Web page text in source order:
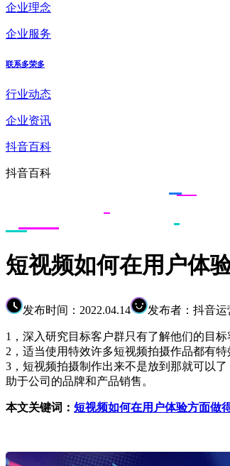
企业理念
企业服务
联系多荣多
行业动态
企业资讯
抖音百科
抖音百科
短视频如何在用户体
发布时间：2022.04.14 发布者：抖音运
1，深入研究目标客户群只有了解他们的目
2，适当使用特效许多短视频拍摄作品都有
3，短视频拍摄制作出来不是放到那就可以
助于公司的品牌和产品销售。
本文关键词： 短视频如何在用户体验方面做